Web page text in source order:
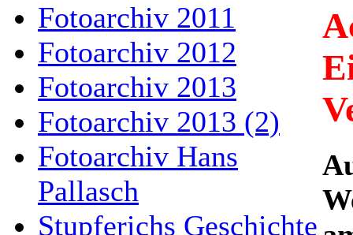
Fotoarchiv 2011
Fotoarchiv 2012
Fotoarchiv 2013
Fotoarchiv 2013 (2)
Fotoarchiv Hans
Pallasch
Stupferichs Geschichte